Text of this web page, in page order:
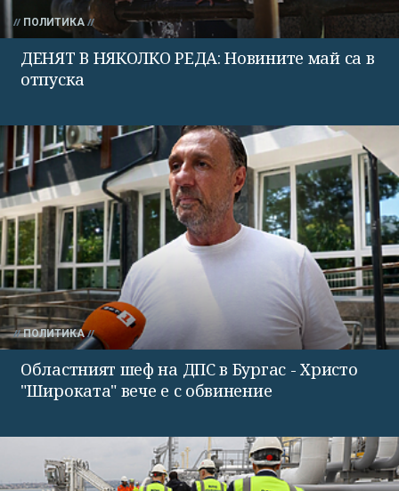
ПОЛИТИКА
ДЕНЯТ В НЯКОЛКО РЕДА: Новините май са в
отпуска
ПОЛИТИКА
Областният шеф на ДПС в Бургас - Христо
"Широката" вече е с обвинение